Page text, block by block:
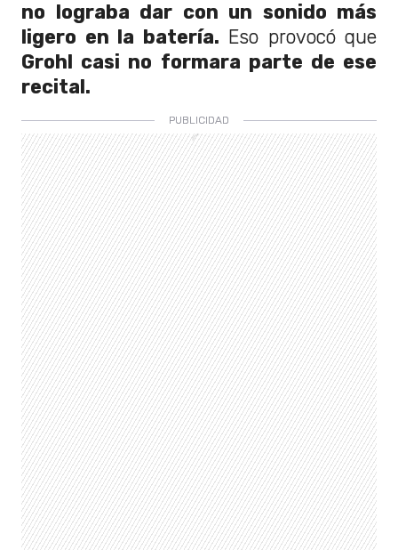
no lograba dar con un sonido más
ligero en la batería. Eso provocó que
Grohl casi no formara parte de ese
recital.